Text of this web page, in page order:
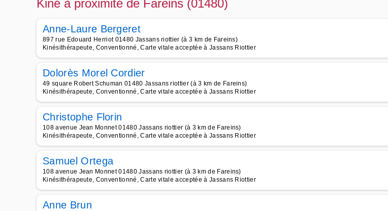
Kiné à proximité de Fareins (01480)
Anne-Laure Bergeret
897 rue Edouard Herriot 01480 Jassans riottier (à 3 km de Fareins)
Kinésithérapeute, Conventionné, Carte vitale acceptée à Jassans Riottier
Dolorès Morel Cordier
49 square Robert Schuman 01480 Jassans riottier (à 3 km de Fareins)
Kinésithérapeute, Conventionné, Carte vitale acceptée à Jassans Riottier
Christophe Florin
108 avenue Jean Monnet 01480 Jassans riottier (à 3 km de Fareins)
Kinésithérapeute, Conventionné, Carte vitale acceptée à Jassans Riottier
Samuel Ortega
108 avenue Jean Monnet 01480 Jassans riottier (à 3 km de Fareins)
Kinésithérapeute, Conventionné, Carte vitale acceptée à Jassans Riottier
Anne Brun